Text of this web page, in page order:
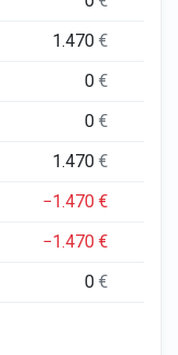
1.470€
0€
0€
1.470€
−1.470€
−1.470€
0€